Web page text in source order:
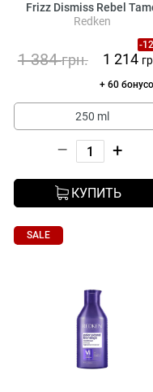
Frizz Dismiss Rebel
Redken
-
1 384грн. 1 214
+ 60
250 ml
– +
КУПИТЬ
SALE